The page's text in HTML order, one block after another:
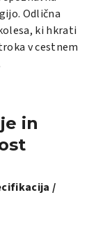
Odlična
ki hkrati
v cestnem
in
/